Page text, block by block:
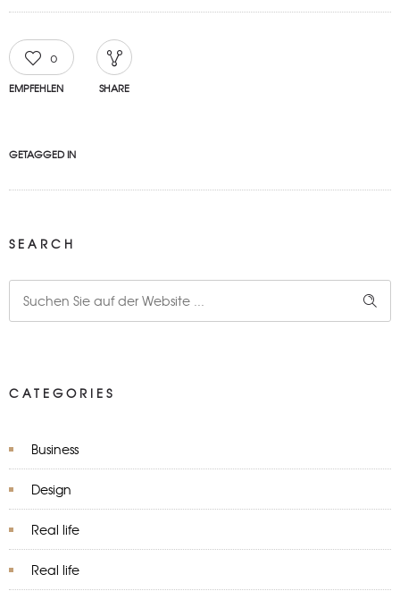
0
EMPFEHLEN SHARE
GETAGGED IN
SEARCH
CATEGORIES
Business
Design
Real life
Real life